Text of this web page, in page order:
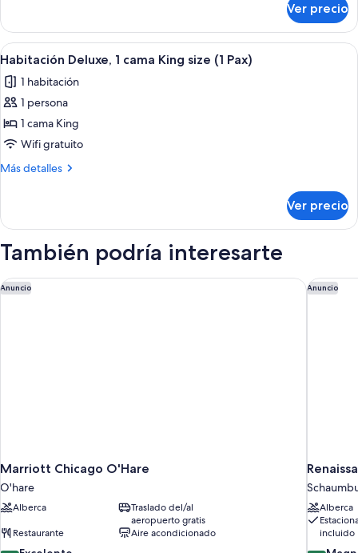
+
Pax)
junior
(3
+
Pax)
Ver precio
Abrir
todas
las
fotos
de
Habitación
Deluxe,
King
size
Habitación de hotel moderna con
5
Habitación Deluxe, 1 cama King size (1 Pax)
1 habitación
1 persona
1 cama King
Wifi gratuito
Más detalles
Más
Deluxe,
cama
size
(1
Ver precio
También podría interesarte
Anuncio
Marriott Chicago O'Hare
O'hare
Alberca
Traslado del/al
aeropuerto gratis
Restaurante
Aire acondicionado
Marriott Chicago O'Hare Anuncio
Alberca
incluido